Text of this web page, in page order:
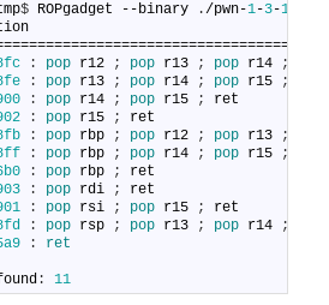
$ ROPgadget --binary ./pwn-1-3-1
: pop r12 ; pop r13 ; pop r14 ;
: pop r13 ; pop r14 ; pop r15 ;
: pop r14 ; pop r15 ;
ret
: pop r15 ;
ret
: pop rbp ; pop r12 ; pop r13 ;
: pop rbp ; pop r14 ; pop r15 ;
: pop rbp ;
ret
: pop rdi ;
ret
: pop rsi ; pop r15 ;
ret
: pop rsp ; pop r13 ; pop r14 ;
: ret
: 11